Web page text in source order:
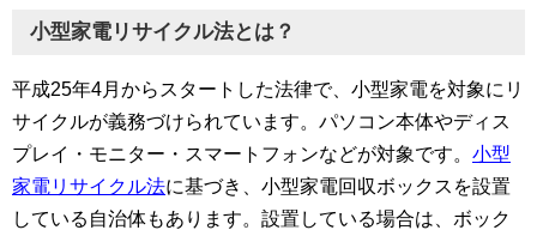
小型家電リサイクル法とは？
平成25年4月からスタートした法律で、小型家電を対象にリ
サイクルが義務づけられています。パソコン本体やディス
プレイ・モニター・スマートフォンなどが対象です。 小型
家電リサイクル法に基づき、小型家電回収ボックスを設置
している自治体もあります。設置している場合は、ボック